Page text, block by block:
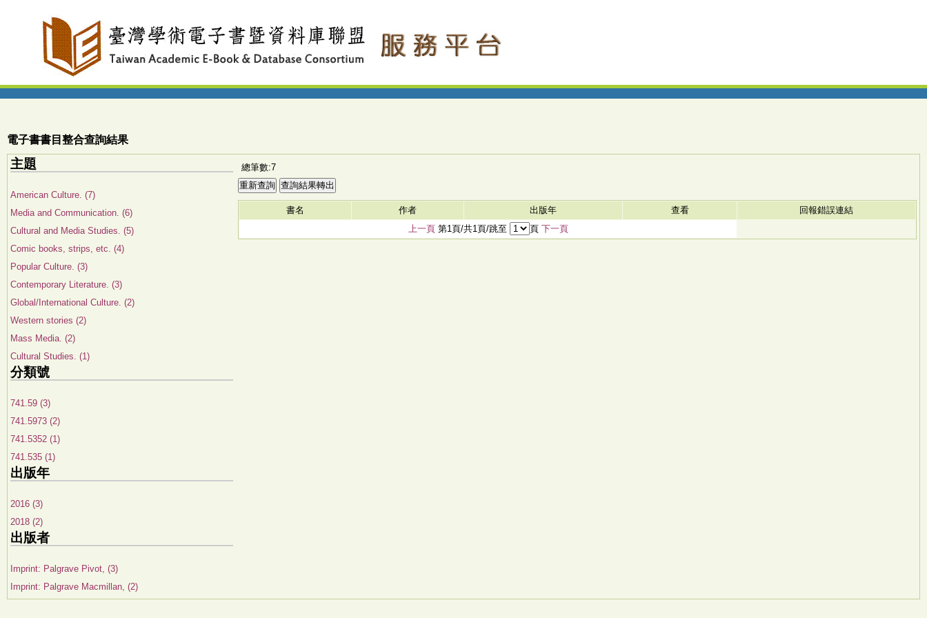
電子書書目整合查詢結果
主題
American Culture. (7)
Media and Communication. (6)
Cultural and Media Studies. (5)
Comic books, strips, etc. (4)
Popular Culture. (3)
Contemporary Literature. (3)
Global/International Culture. (2)
Western stories (2)
Mass Media. (2)
Cultural Studies. (1)
分類號
741.59 (3)
741.5973 (2)
741.5352 (1)
741.535 (1)
出版年
2016 (3)
2018 (2)
出版者
Imprint: Palgrave Pivot, (3)
Imprint: Palgrave Macmillan, (2)
總筆數:7
書名 作者 出版年 查看
回報錯誤連結
上一頁第1頁/共1頁/跳至 頁 下一頁